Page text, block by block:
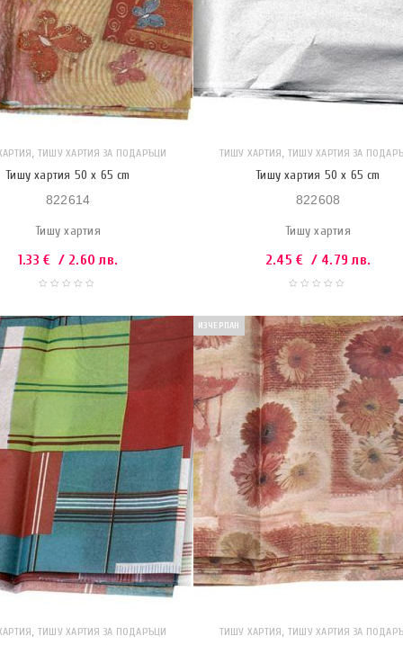
, ТИШУ ХАРТИЯ ЗА ПОДАРЪЦИ
Тишу хартия 50 x 65 cm
822614
Тишу хартия
1.33€ / 2.60 лв.
ТИШУ ХАРТИЯ, ТИШУ ХАРТИЯ ЗА
Тишу хартия 50 x 65 cm
822608
Тишу хартия
2.45€ / 4.79 лв.
, ТИШУ ХАРТИЯ ЗА ПОДАРЪЦИ
ИЗЧЕРПАН
ТИШУ ХАРТИЯ, ТИШУ ХАРТИЯ ЗА